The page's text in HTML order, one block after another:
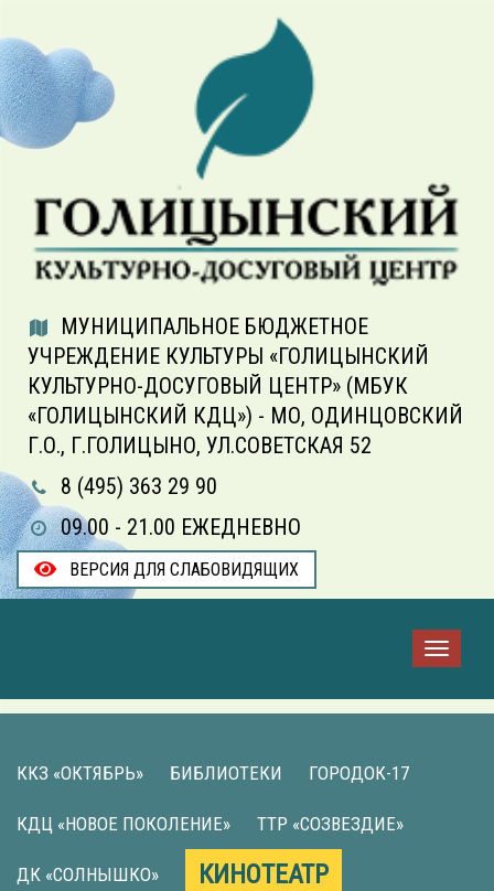
МУНИЦИПАЛЬНОЕ БЮДЖЕТНОЕ
УЧРЕЖДЕНИЕ КУЛЬТУРЫ «ГОЛИЦЫНСКИЙ
КУЛЬТУРНО-ДОСУГОВЫЙ ЦЕНТР» (МБУК
«ГОЛИЦЫНСКИЙ КДЦ») - МО, ОДИНЦОВСКИЙ
Г.О., Г.ГОЛИЦЫНО, УЛ.СОВЕТСКАЯ 52
8 (495) 363 29 90
09.00 - 21.00 ЕЖЕДНЕВНО
ВЕРСИЯ ДЛЯ СЛАБОВИДЯЩИХ
ККЗ «ОКТЯБРЬ» БИБЛИОТЕКИ ГОРОДОК-17
КДЦ «НОВОЕ ПОКОЛЕНИЕ» ТТР «СОЗВЕЗДИЕ»
ДК «СОЛНЫШКО» КИНОТЕАТР